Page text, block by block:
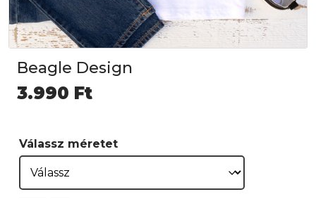
Beagle Design
3.990 Ft
Válassz méretet